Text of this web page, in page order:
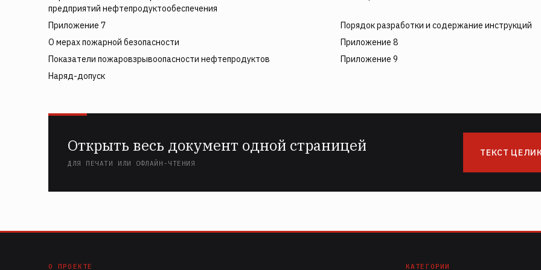
предприятий нефтепродуктообеспечения
Приложение 7
Порядок разработки и содержание инструкций
О мерах пожарной безопасности
Приложение 8
Показатели пожаровзрывоопасности нефтепродуктов
Приложение 9
Наряд-допуск
Открыть весь документ одной страницей
ДЛЯ ПЕЧАТИ ИЛИ ОФЛАЙН-ЧТЕНИЯ
ТЕКСТ
О ПРОЕКТЕ КАТЕГОРИИ